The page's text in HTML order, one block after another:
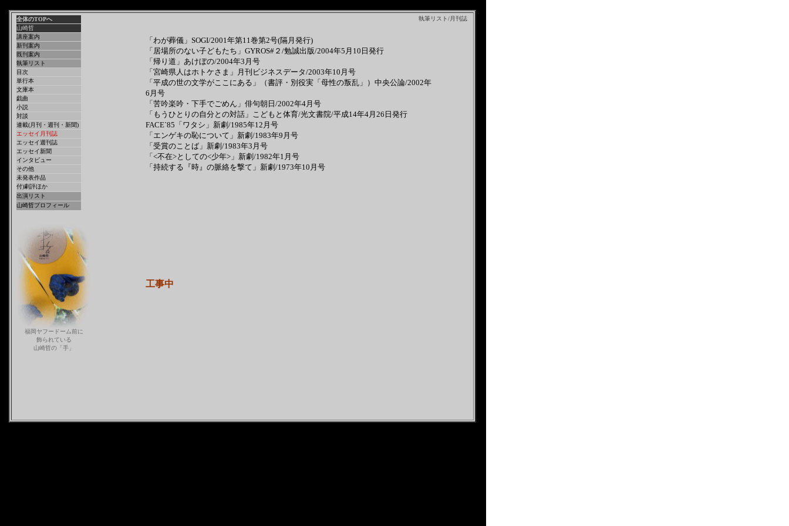
全体のTOPへ
山崎哲
講座案内
新刊案内
既刊案内
執筆リスト
目次
単行本
文庫本
戯曲
小説
対談
連載(月刊・週刊・新聞)
エッセイ月刊誌
エッセイ週刊誌
エッセイ新聞
インタビュー
その他
未発表作品
付)劇評ほか
出演リスト
山崎哲プロフィール
福岡ヤフードーム前に
飾られている
山崎哲の「手」
執筆リスト/月刊誌
「わが葬儀」SOGI/2001年第11巻第2号(隔月発行)
「居場所のない子どもたち」GYROS#２/勉誠出版/2004年5月10日発行
「帰り道」あけぼの/2004年3月号
「宮崎県人はホトケさま」月刊ビジネスデータ/2003年10月号
「平成の世の文学がここにある」（書評・別役実「母性の叛乱」）中央公論/2002年
6月号
「苦吟楽吟・下手でごめん」俳句朝日/2002年4月号
「もうひとりの自分との対話」こどもと体育/光文書院/平成14年4月26日発行
FACE`85「ワタシ」 新劇/1985年12月号
「エンゲキの恥について」新劇/1983年9月号
「受賞のことば」新劇/1983年3月号
「<不在>としての<少年>」新劇/1982年1月号
「持続する『時』の脈絡を撃て」新劇/1973年10月号
工事中